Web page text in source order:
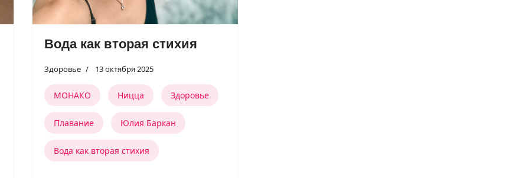
Вода как вторая стихия
Здоровье 13 октября 2025
МОНАКО Ницца Здоровье
Плавание Юлия Баркан
Вода как вторая стихия